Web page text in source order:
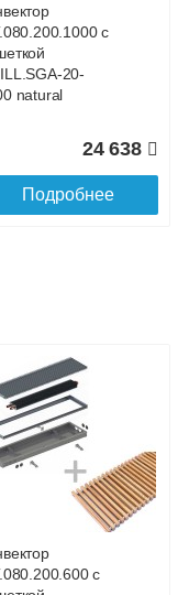
с
20-
natural
24 638
Подробнее
с
20-
93 185
с